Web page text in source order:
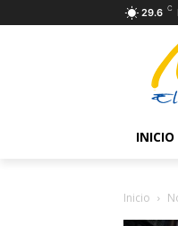
29.6 C
INICIO
Inicio